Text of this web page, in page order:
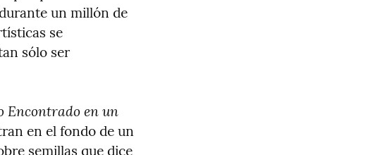
un millón de
se
sólo ser
Encontrado en un
en el fondo de un